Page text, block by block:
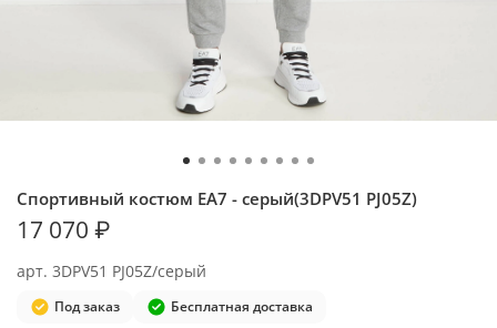
арт. 3DPV51 PJ05Z/серый
Спортивный костюм EA7 - серый(3DPV51 PJ05Z)
Под заказ Бесплатная доставка
17 070 ₽